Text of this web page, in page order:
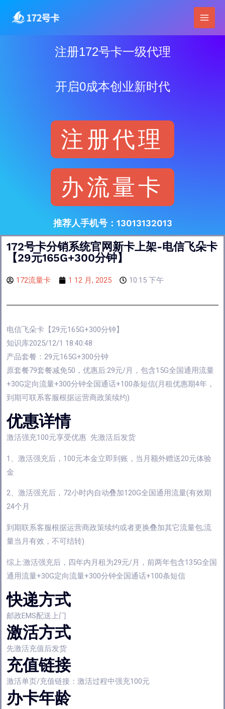
内
Main
注册172号卡一级代理
开启0成本创业新时代
注册代理
办流量卡
推荐人手机号：13013132013
172号卡分销系统官网新卡上架-电信飞朵卡
【29元165G+300分钟】
172流量卡 1 12 月, 2025 10:15 下午
电信飞朵卡【29元165G+300分钟】
知识库2025/12/1 18:40:48
产品套餐：29元165G+300分钟
原套餐79套餐减免50，优惠后:29元/月，包含15G全国通用流量
+30G定向流量+300分钟全国通话+100条短信(月租优惠期4年，
到期可联系客服根据运营商政策续约)
优惠详情
激活强充100元享受优惠 先激活后发货
1、激活强充后，100元本金立即到账，当月额外赠送20元体验
金
2、激活强充后，72小时内自动叠加120G全国通用流量(有效期
24个月
到期联系客服根据运营商政策续约或者更换叠加其它流量包;流
量当月有效，不可结转)
综上:激活强充后，四年内月租为29元/月，前两年包含135G全国
通用流量+30G定向流量+300分钟全国通话+100条短信
快递方式
邮政EMS配送上门
激活方式
先激活充值后发货
充值链接
激活单页/充值链接：激活过程中强充100元
办卡年龄